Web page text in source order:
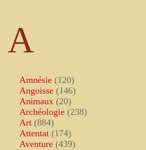
A
Amnésie (120)
Angoisse (146)
Animaux (20)
Archéologie (238)
Art (884)
Attentat (174)
Aventure (439)